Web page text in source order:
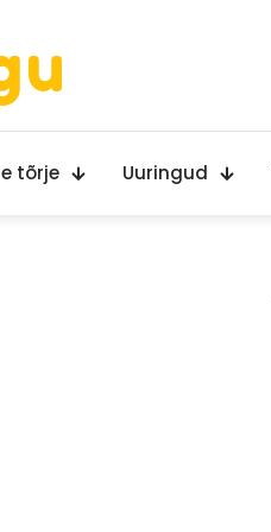
tõrje Uuringud